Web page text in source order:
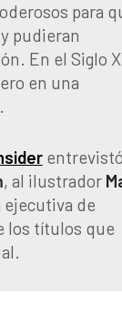
para
pudieran
En el Siglo
en una
.
, al ilustrador
de
los títulos que